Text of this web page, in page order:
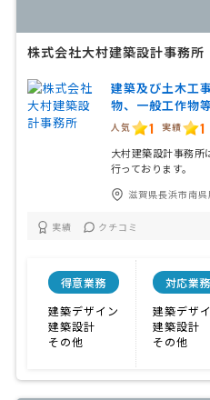
株式会社大村建築設計事務所
建築及び土木工
物、一般工作物
人気 1 実績 1
大村建築設計事務所
行っております。
滋賀県長浜市南
実績 クチコミ
得意業務
建築デザイン
建築設計
その他
対応業務
建築デザ
建築設計
その他